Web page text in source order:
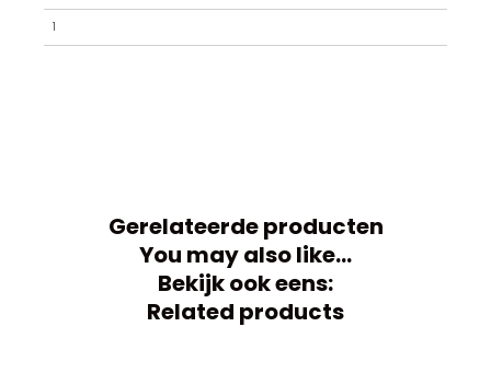
1
Gerelateerde producten
You may also like…
Bekijk ook eens:
Related products